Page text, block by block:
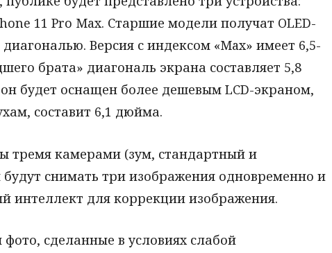
11 Pro Max. Старшие модели получат OLED-
Версия с индексом «Max» имеет 6,5-
брата» диагональ экрана составляет 5,8
будет оснащен более дешевым LCD-экраном,
составит 6,1 дюйма.
тремя камерами (зум, стандартный и
снимать три изображения одновременно и
интеллект для коррекции изображения.
сделанные в условиях слабой